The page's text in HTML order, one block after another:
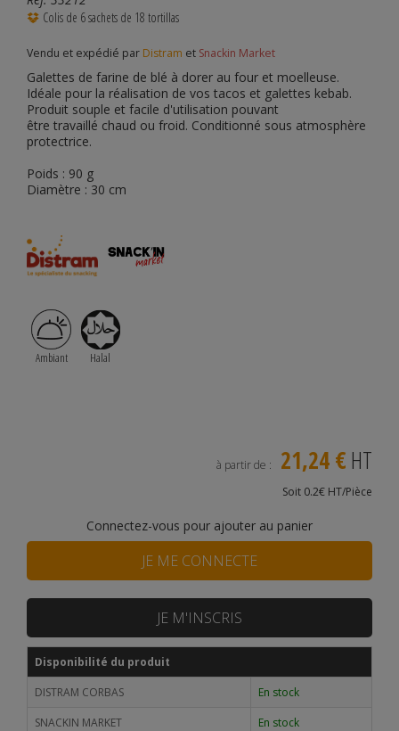
Colis de 6 sachets de 18 tortillas
Vendu et expédié par Distram et Snackin Market
Galettes de farine de blé à dorer au four et moelleuse.
Idéale pour la réalisation de vos tacos et galettes kebab.
Produit souple et facile d'utilisation pouvant
être travaillé chaud ou froid. Conditionné sous atmosphère
protectrice.
Poids : 90 g
Diamètre : 30 cm
Ambiant Halal
à partir de : 21,24 € HT
Soit 0.2€ HT/Pièce
Connectez-vous pour ajouter au panier
JE ME CONNECTE
JE M'INSCRIS
Disponibilité du produit
DISTRAM CORBAS
En stock
SNACKIN MARKET
En stock